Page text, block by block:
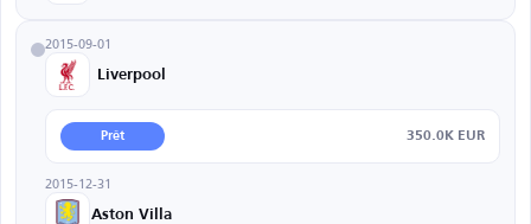
2015-09-01
Liverpool
Prêt 350.0K EUR
2015-12-31
Aston Villa